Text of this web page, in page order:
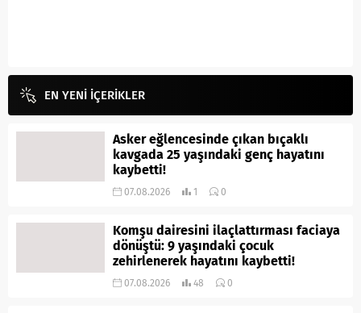
EN YENİ İÇERİKLER
Asker eğlencesinde çıkan bıçaklı
kavgada 25 yaşındaki genç hayatını
kaybetti!
07.08.2026 1 0
Komşu dairesini ilaçlattırması faciaya
dönüştü: 9 yaşındaki çocuk
zehirlenerek hayatını kaybetti!
07.08.2026 48 0